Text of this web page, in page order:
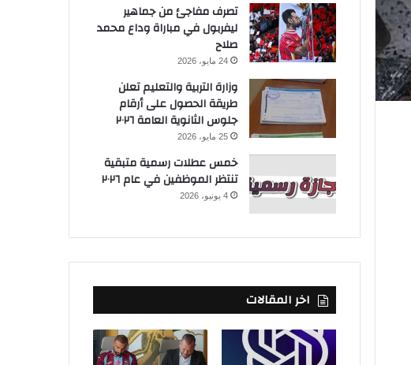
تصرف مفاجئ من جماهير
ليفربول في مباراة وداع محمد
صلاح
24 مايو، 2026
وزارة التربية والتعليم تعلن
طريقة الحصول على أرقام
جلوس الثانوية العامة ٢٠٢٦
25 مايو، 2026
خمس عطلات رسمية متبقية
تنتظر الموظفين في عام ٢٠٢٦
4 يونيو، 2026
اخر المقالات